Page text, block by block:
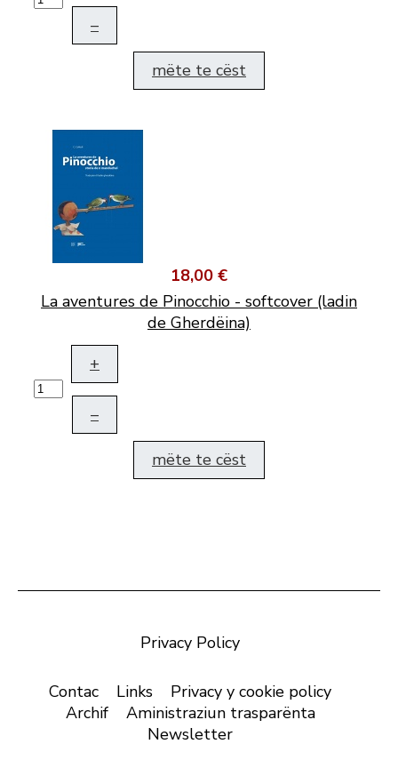
–
mëte te cëst
18,00 €
La aventures de Pinocchio - softcover (ladin
de Gherdëina)
+
–
mëte te cëst
Privacy Policy
Contac Links
Privacy y cookie policy
Archif
Aministraziun trasparënta
Newsletter